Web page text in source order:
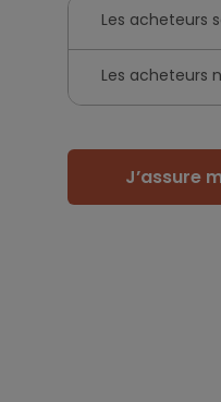
Les acheteurs
Les acheteurs
J’assure